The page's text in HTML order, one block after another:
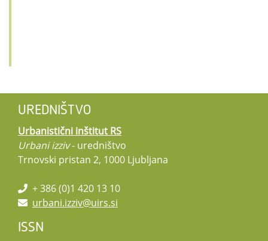
UREDNIŠTVO
Urbanistični inštitut RS
Urbani izziv- uredništvo
Trnovski pristan 2, 1000 Ljubljana
+ 386 (0)1 420 13 10
urbani.izziv@uirs.si
ISSN